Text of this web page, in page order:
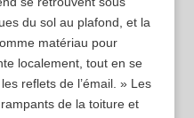
du sol au plafond, et la
matériau pour
localement, tout en se
reflets de l’émail. » Les
de la toiture et